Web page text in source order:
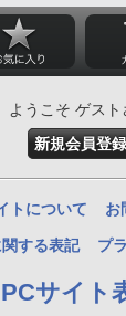
ようこそ ゲスト
新規会員登録
トについて お
する表記 プ
PCサイト